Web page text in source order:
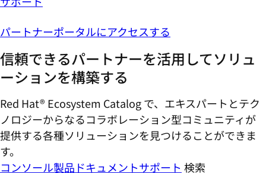
パートナーポータルにアクセスする
信頼できるパートナーを活用してソリュ
ーションを構築する
Red Hat® Ecosystem Catalog で、エキスパートとテク
ノロジーからなるコラボレーション型コミ​ュニティが
提供する各種ソリューションを見つけることができま
す。
コンソール製品ドキュメントサポート 検索